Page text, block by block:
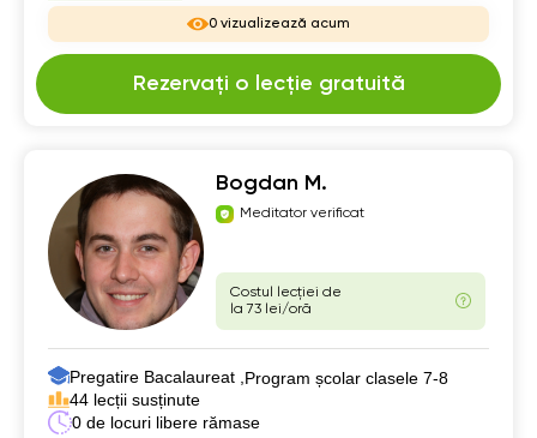
0 vizualizează acum
Rezervați o lecție gratuită
Bogdan M.
Meditator verificat
Costul lecției de
la 73 lei/oră
Pregatire Bacalaureat , Program școlar clasele 7-8
44 lecții susținute
0 de locuri libere rămase